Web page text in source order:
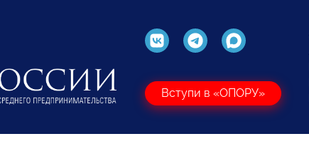
Вступи в «ОПОРУ»